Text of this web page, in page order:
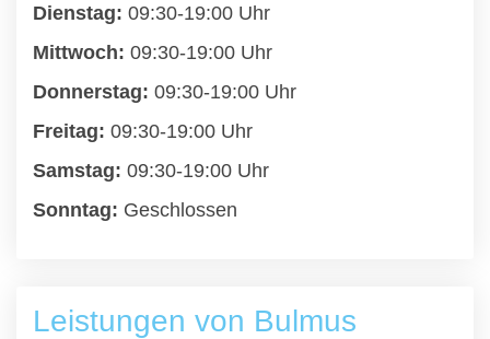
Dienstag: 09:30-19:00 Uhr
Mittwoch: 09:30-19:00 Uhr
Donnerstag: 09:30-19:00 Uhr
Freitag: 09:30-19:00 Uhr
Samstag: 09:30-19:00 Uhr
Sonntag: Geschlossen
Leistungen von Bulmus